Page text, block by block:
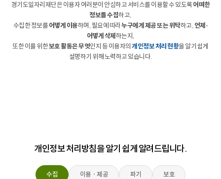
경기도일자리재단은 이용자 여러분이 안심하고 서비스를 이용할 수 있도록어떠한
정보를 수집하고,
수집한 정보를어떻게 이용하며, 필요에 따라누구에게 제공 또는 위탁하고, 언제·
어떻게 삭제하는지,
또한 이를 위한보호 활동은 무엇인지 등 이용자의개인정보 처리 현황을 알기 쉽게
설명하기 위해 노력하고 있습니다.
개인정보 처리방침을 알기 쉽게 알려드립니다.
수집 이용ㆍ제공 파기 보호